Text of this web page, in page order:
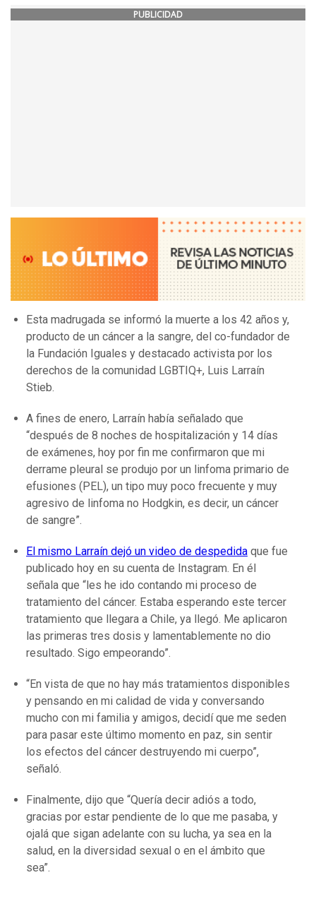
PUBLICIDAD
Esta madrugada se informó la muerte a los 42 años y,
producto de un cáncer a la sangre, del co-fundador de
la Fundación Iguales y destacado activista por los
derechos de la comunidad LGBTIQ+, Luis Larraín
Stieb.
A fines de enero, Larraín había señalado que
“después de 8 noches de hospitalización y 14 días
de exámenes, hoy por fin me confirmaron que mi
derrame pleural se produjo por un linfoma primario de
efusiones (PEL), un tipo muy poco frecuente y muy
agresivo de linfoma no Hodgkin, es decir, un cáncer
de sangre”.
El mismo Larraín dejó un video de despedida que fue
publicado hoy en su cuenta de Instagram. En él
señala que “les he ido contando mi proceso de
tratamiento del cáncer. Estaba esperando este tercer
tratamiento que llegara a Chile, ya llegó. Me aplicaron
las primeras tres dosis y lamentablemente no dio
resultado. Sigo empeorando”.
“En vista de que no hay más tratamientos disponibles
y pensando en mi calidad de vida y conversando
mucho con mi familia y amigos, decidí que me seden
para pasar este último momento en paz, sin sentir
los efectos del cáncer destruyendo mi cuerpo”,
señaló.
Finalmente, dijo que “Quería decir adiós a todo,
gracias por estar pendiente de lo que me pasaba, y
ojalá que sigan adelante con su lucha, ya sea en la
salud, en la diversidad sexual o en el ámbito que
sea”.